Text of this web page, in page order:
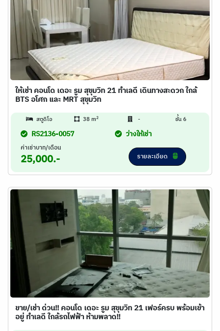
ให้เช่า คอนโด เดอะ รูม สุขุมวิท 21 ทำเลดี เดินทางสะดวก ใกล้
BTS อโศก และ MRT สุขุมวิท
สตูดิโอ 38 m2 - ชั้น 6
RS2136-0057 ว่างให้เช่า
ค่าเช่าบาท/เดือน
25,000.- รายละเอียด
ขาย/เช่า ด่วน!! คอนโด เดอะ รูม สุขุมวิท 21 เฟอร์ครบ พร้อมเข้า
อยู่ ทำเลดี ใกล้รถไฟฟ้า ห้ามพลาด!!